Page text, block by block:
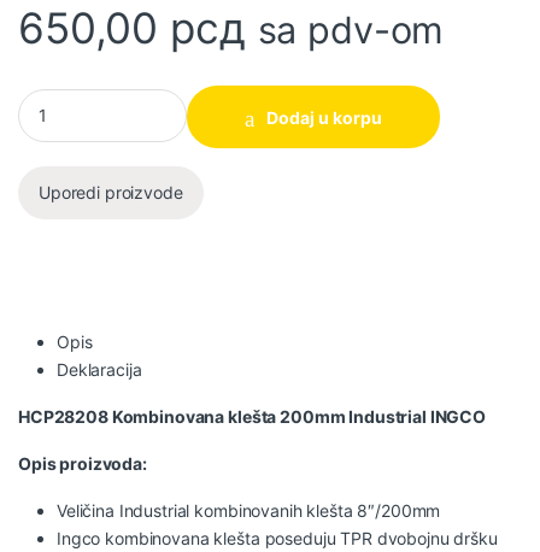
650,00 рсд sa pdv-om
Kombinovana klešta HCP28208 200mm Industrial INGCO
Dodaj u korpu
Uporedi proizvode
Opis
Deklaracija
HCP28208 Kombinovana klešta 200mm Industrial INGCO
Opis proizvoda:
Veličina Industrial kombinovanih klešta 8″/200mm
Ingco kombinovana klešta poseduju TPR dvobojnu dršku